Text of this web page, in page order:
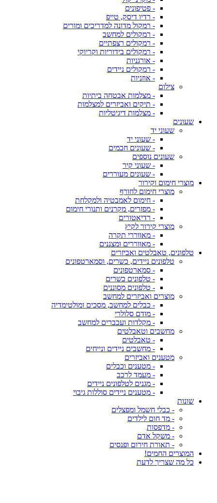
- פטיפונים
- רדיו דיסק, טייפ
- רמקול מדונה למדריכים ומורים
- רמקולים למחשב
- רמקולים רצפתיים
- רמקולים בידוריות וקריוקי
- אורגניות
- רמקולים ניידים
- אוזניות
צילום
- מצלמות אבטחה ביתיות
- תיקים ואביזרים למצלמות
- מצלמות דיגיטליות
שעונים
שעוני יד
- שעוני יד
- שעונים חכמים
שעונים נוספים
- שעוני קיר
- שעונים מעוררים
מוצרי חימום וקירור
מוצרי חימום לחורף
- חימום לאמבטיה ולמקלחת
- מפזרים, מקרנים ותנורי חימום
- רדיאטורים
מוצרי קירור לקיץ
- מאווררי תקרה
- מאווררים ומצננים
טלפונים, טאבלטים ואביזרים
טלפונים ניידים, כשרים, וסמארטפונים
- סמארטפונים
- טלפונים כשרים
- טלפונים מסוננים
מוצרים ואביזרים למחשב
- כבלים למחשב, מסכים ומולטימדיה
- מודם סלולרי
- מקלדות ועכברים למחשב
מחשבים וטאבלטים
- טאבלטים
- מחשבים ניידים ונייחים
מטענים ואביזרים
- מטענים וכבלים
- מעמד לרכב
- מגנים לטלפונים ניידים
- מטענים ניידים סוללות גיבוי
שונות
- כבלי חשמל ומפצלים
- מד חום לילדים
- מדפסות
- משקל אדם
- תאורת חירום ופנסים
המוצרים החמים!
כל מה שצריך לדעת